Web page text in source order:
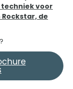
voor
de